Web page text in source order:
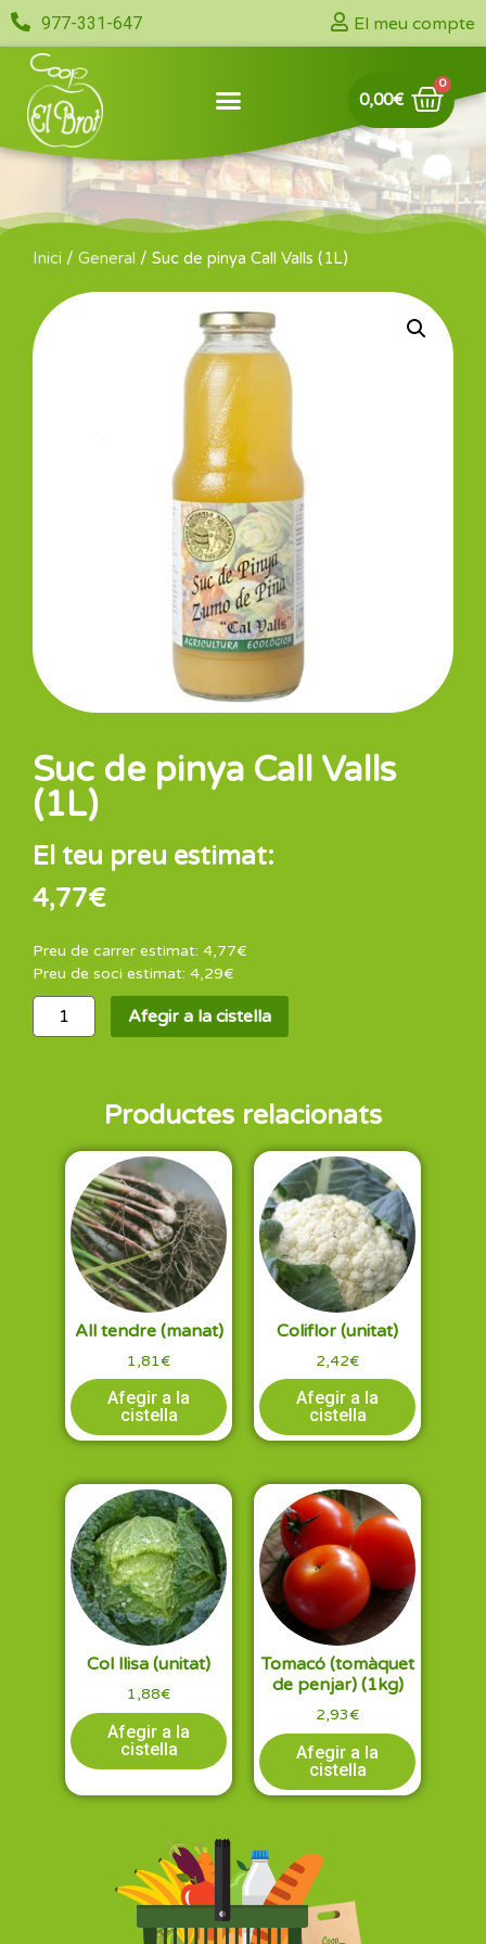
977-331-647 El meu compte
0,00€
Inici / General / Suc de pinya Call Valls (1L)
Suc de pinya Call Valls
(1L)
El teu preu estimat:
4,77€
Preu de carrer estimat: 4,77€
Preu de soci estimat: 4,29€
Afegir a la cistella
Productes relacionats
All tendre (manat)
1,81€
Afegir a la
cistella
Coliflor (unitat)
2,42€
Afegir a la
cistella
Col llisa (unitat)
1,88€
Afegir a la
cistella
Tomacó (tomàquet
de penjar) (1kg)
2,93€
Afegir a la
cistella